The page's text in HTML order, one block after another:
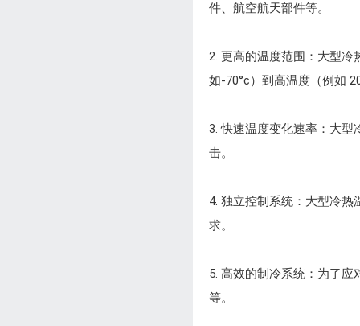
件、航空航天部件等。
2. 更高的温度范围：大型
如-70°c）到高温度（例如
3. 快速温度变化速率：大
击。
4. 独立控制系统：大型冷
求。
5. 高效的制冷系统：为了
等。